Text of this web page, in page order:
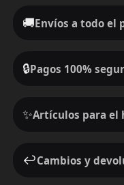
🚚Envíos a todo el
🔒Pagos 100%
✨Artículos para el
↩️Cambios y